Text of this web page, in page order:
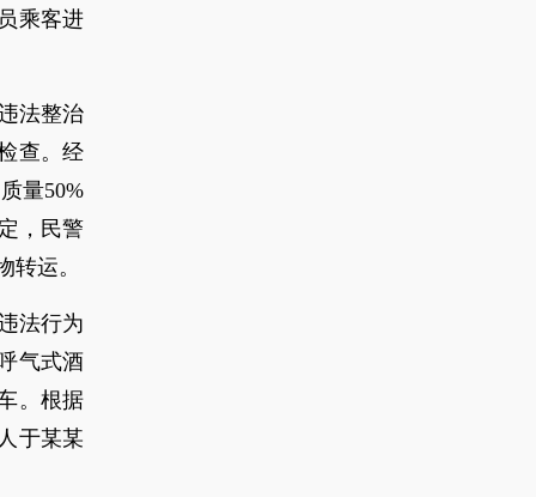
乘客进
法整治
查。经
量50%
，民警
运。
法行为
气式酒
。根据
于某某